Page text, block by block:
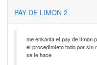
PAY DE LIMON 2
me enkanta el pay de limon
el procedimieto todo por sin
se le hace